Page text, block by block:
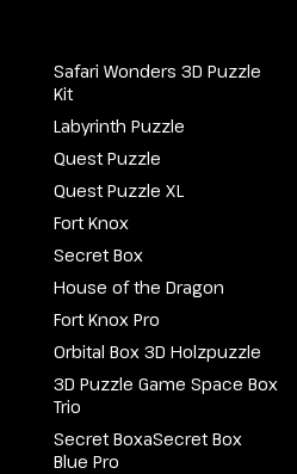
Safari Wonders 3D Puzzle
Kit
Labyrinth Puzzle
Quest Puzzle
Quest Puzzle XL
Fort Knox
Secret Box
House of the Dragon
Fort Knox Pro
Orbital Box 3D Holzpuzzle
3D Puzzle Game Space Box
Trio
Secret BoxaSecret Box
Blue Pro